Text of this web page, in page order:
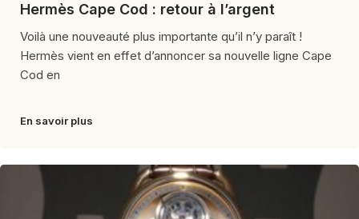
Hermès Cape Cod : retour à l’argent
Voilà une nouveauté plus importante qu’il n’y paraît !
Hermès vient en effet d’annoncer sa nouvelle ligne Cape
Cod en
En savoir plus